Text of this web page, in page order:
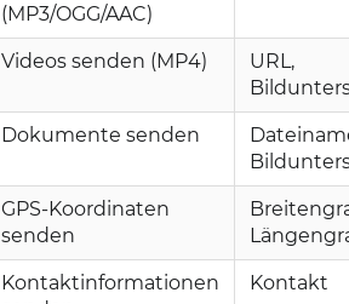
(MP3/OGG/AAC)
Videos senden (MP4)
URL,
Dokumente senden
GPS-Koordinaten
senden
Kontaktinformationen
Kontakt